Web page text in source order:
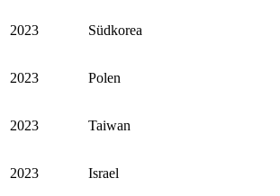
2023 Südkorea
2023 Polen
2023 Taiwan
2023 Israel